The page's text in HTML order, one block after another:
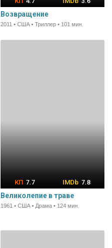
Возвращение
2011 • США • Триллер • 101 мин.
7.7 7.8
Великолепие в траве
1961 • США • Драма • 124 мин.